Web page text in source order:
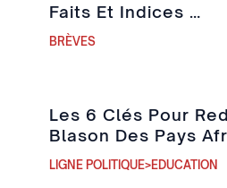
Faits Et Indices …
BRÈVES
Les 6 Clés Pour
Blason Des Pays
LIGNE POLITIQUE>EDUCATION